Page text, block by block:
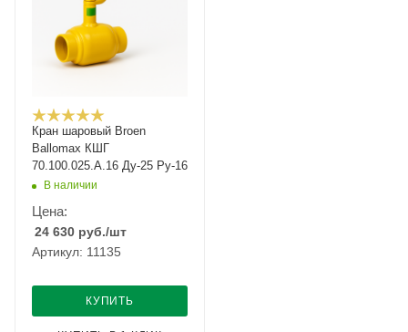
Кран шаровый Broen
Ballomax КШГ
70.100.025.А.16 Ду-25 Ру-16
В наличии
Цена:
24 630 руб./шт
Артикул: 11135
КУПИТЬ